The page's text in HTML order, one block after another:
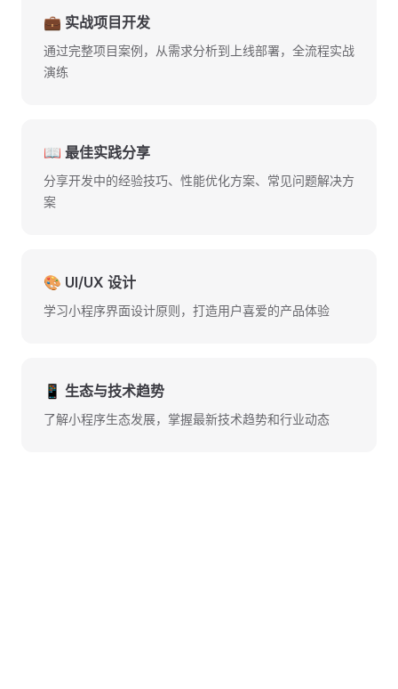
💼 实战项目开发
通过完整项目案例，从需求分析到上线部署，全流程实战
演练
📖 最佳实践分享
分享开发中的经验技巧、性能优化方案、常见问题解决方
案
🎨 UI/UX 设计
学习小程序界面设计原则，打造用户喜爱的产品体验
📱 生态与技术趋势
了解小程序生态发展，掌握最新技术趋势和行业动态